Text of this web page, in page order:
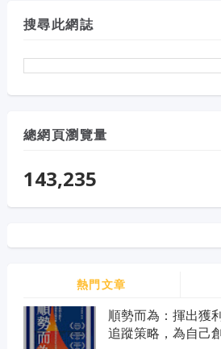
搜尋此網誌
總網頁瀏覽量
143,235
熱門文章
順勢而為：揮出獲
追蹤策略，為自己